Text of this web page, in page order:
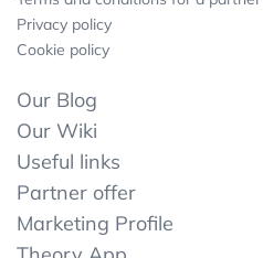
Privacy policy
Cookie policy
Our Blog
Our Wiki
Useful links
Partner offer
Marketing Profile